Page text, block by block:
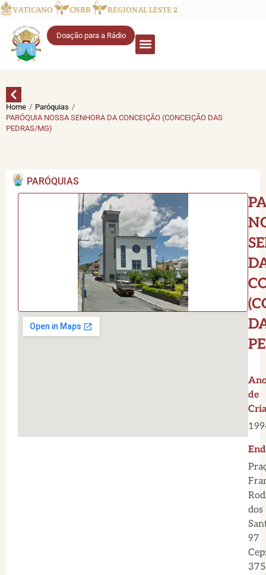
VATICANO CNBB REGIONAL LESTE 2
Doação para a Rádio
Home / Paróquias /
PARÓQUIA NOSSA SENHORA DA CONCEIÇÃO (CONCEIÇÃO DAS
PEDRAS/MG)
PARÓQUIAS
de
dos
97
Cep: